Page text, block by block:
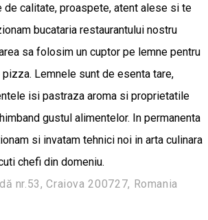
de calitate, proaspete, atent alese si te
bucataria restaurantului nostru
sa folosim un cuptor pe lemne pentru
Lemnele sunt de esenta tare,
isi pastraza aroma si proprietatile
gustul alimentelor. In permanenta
si invatam tehnici noi in arta culinara
chefi din domeniu.
nr.53, Craiova 200727, Romania